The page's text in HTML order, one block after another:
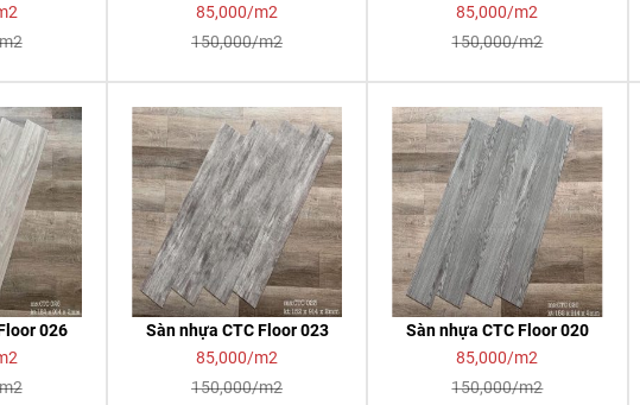
85,000/m2
150,000/m2
85,000/m2
150,000/m2
026
Sàn nhựa CTC Floor 023
85,000/m2
150,000/m2
Sàn nhựa CTC Floor 020
85,000/m2
150,000/m2